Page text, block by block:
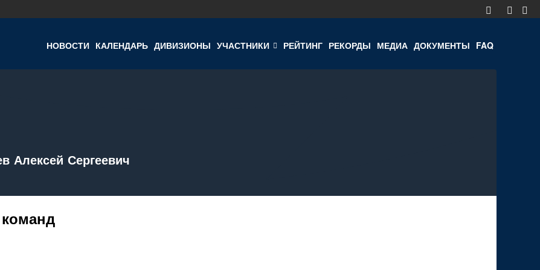
НОВОСТИ КАЛЕНДАРЬ ДИВИЗИОНЫ УЧАСТНИКИ РЕЙТИНГ РЕКОРДЫ МЕДИА ДОКУМЕНТЫ FAQ
Алексей Сергеевич